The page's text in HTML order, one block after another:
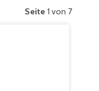
Seite 1 von 7